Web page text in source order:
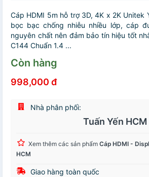
Cáp HDMI 5m hỗ trợ 3D, 4K x 2K Unitek
bọc bạc chống nhiễu nhiều lớp, cáp
nguyên chất nên đảm bảo tín hiệu tốt
C144 Chuẩn 1.4 ...
Còn hàng
998,000 đ
Nhà phân phối:
Tuấn Yến HCM
Xem thêm các sản phẩm Cáp HDMI -
HCM
Giao hàng toàn quốc